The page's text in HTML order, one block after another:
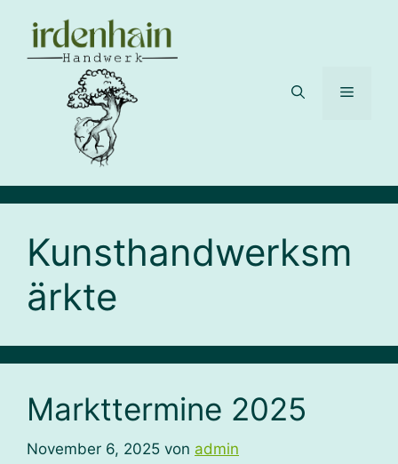
Inhalt
springen
Menü
Kunsthandwerksm
ärkte
Markttermine 2025
November 6, 2025 von admin